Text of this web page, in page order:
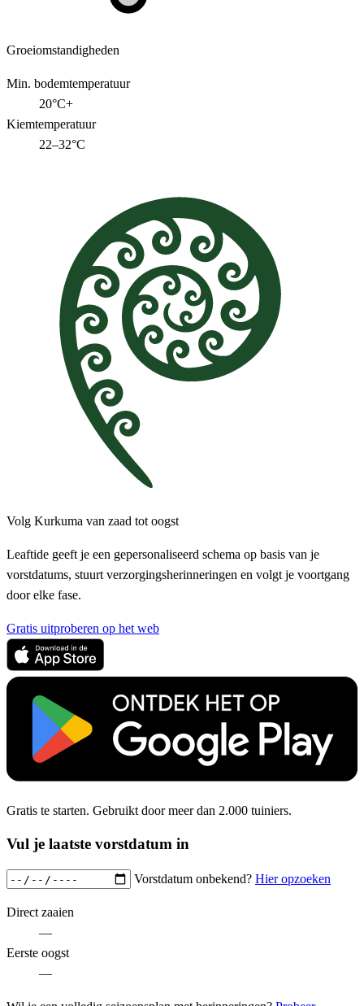
Groeiomstandigheden
Min. bodemtemperatuur
20°C+
Kiemtemperatuur
22–32°C
Volg Kurkuma van zaad tot oogst
Leaftide geeft je een gepersonaliseerd schema op basis van je
vorstdatums, stuurt verzorgingsherinneringen en volgt je voortgang
door elke fase.
Gratis uitproberen op het web
Gratis te starten. Gebruikt door meer dan 2.000 tuiniers.
Vul je laatste vorstdatum in
Vorstdatum onbekend? Hier opzoeken
Direct zaaien
—
Eerste oogst
—